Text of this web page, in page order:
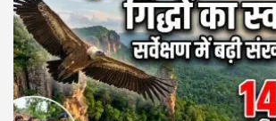
k
p